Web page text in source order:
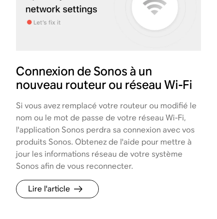
Connexion de Sonos à un
nouveau routeur ou réseau Wi-Fi
Si vous avez remplacé votre routeur ou modifié le
nom ou le mot de passe de votre réseau Wi-Fi,
l'application Sonos perdra sa connexion avec vos
produits Sonos. Obtenez de l'aide pour mettre à
jour les informations réseau de votre système
Sonos afin de vous reconnecter.
Lire l'article